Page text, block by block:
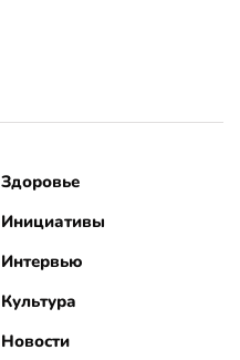
Здоровье
Инициативы
Интервью
Культура
Новости